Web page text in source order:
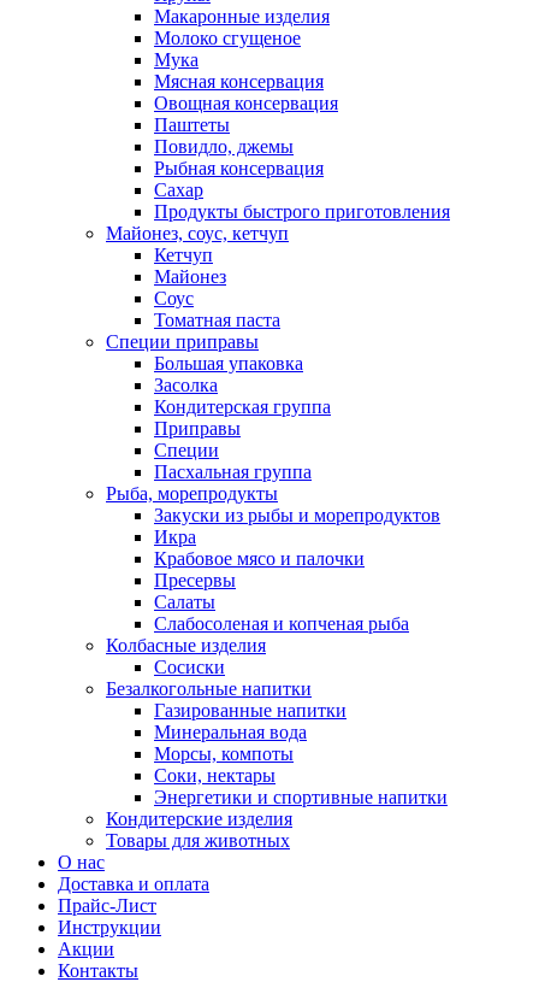
Макаронные изделия
Молоко сгущеное
Мука
Мясная консервация
Овощная консервация
Паштеты
Повидло, джемы
Рыбная консервация
Сахар
Продукты быстрого приготовления
Майонез, соус, кетчуп
Кетчуп
Майонез
Соус
Томатная паста
Специи приправы
Большая упаковка
Засолка
Кондитерская группа
Приправы
Специи
Пасхальная группа
Рыба, морепродукты
Закуски из рыбы и морепродуктов
Икра
Крабовое мясо и палочки
Пресервы
Салаты
Слабосоленая и копченая рыба
Колбасные изделия
Сосиски
Безалкогольные напитки
Газированные напитки
Минеральная вода
Морсы, компоты
Соки, нектары
Энергетики и спортивные напитки
Кондитерские изделия
Товары для животных
О нас
Доставка и оплата
Прайс-Лист
Инструкции
Акции
Контакты